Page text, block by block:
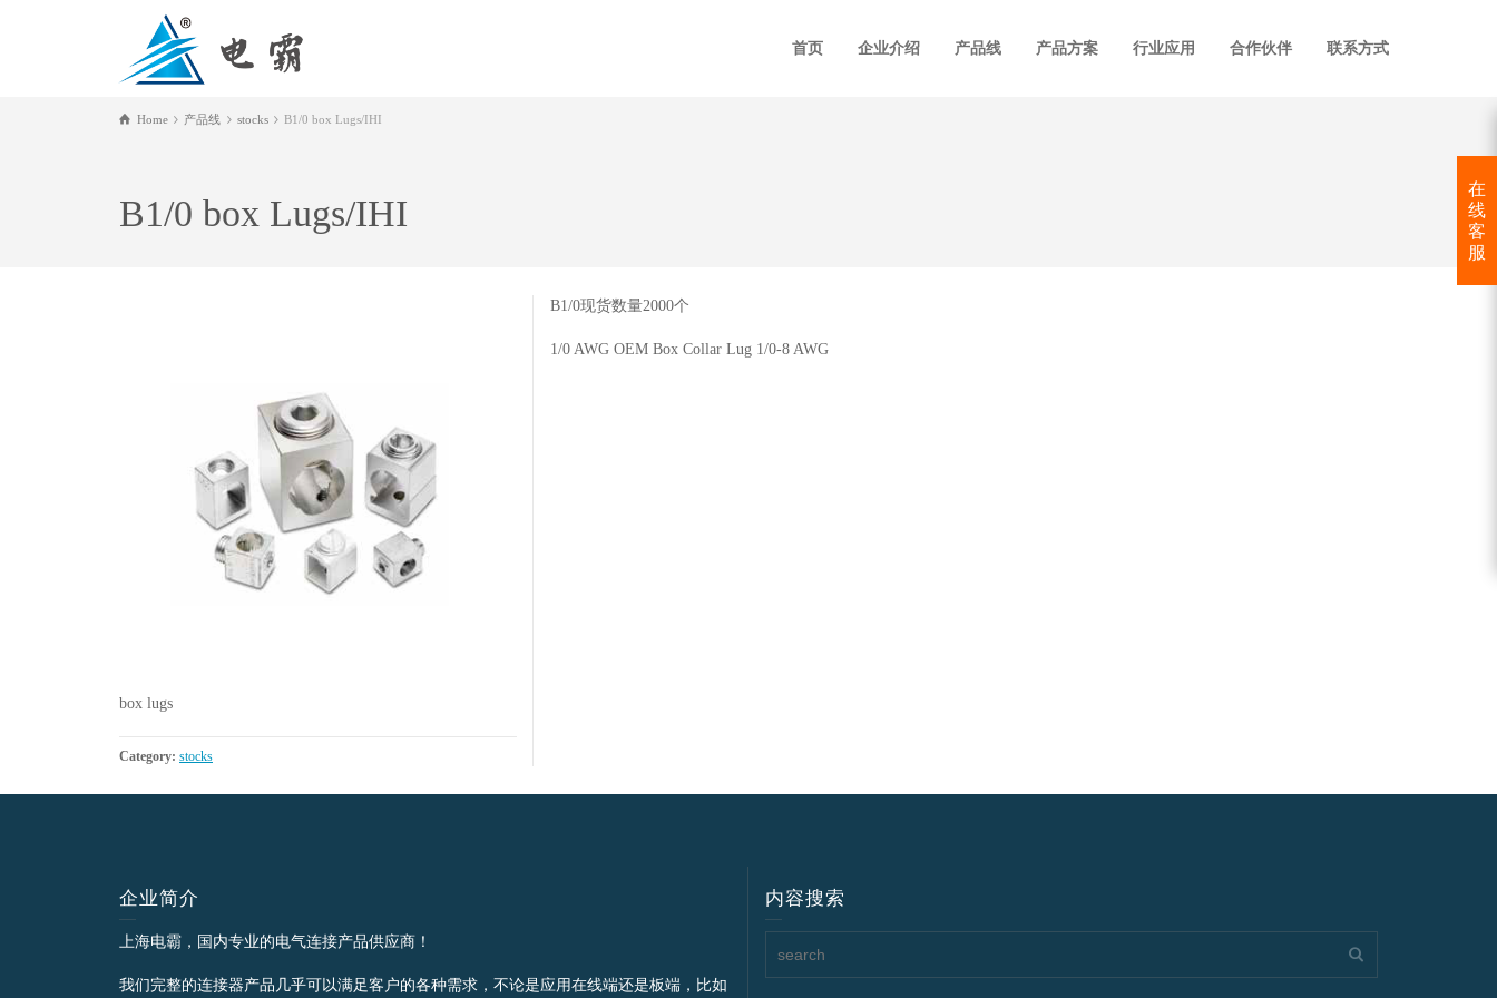
首页 企业介绍 产品线 产品方案 行业应用 合作伙伴 联系方式
Home 产品线 stocks B1/0 box Lugs/IHI
B1/0 box Lugs/IHI
box lugs
Category: stocks
B1/0现货数量2000个
1/0 AWG OEM Box Collar Lug 1/0-8 AWG
在
线
客
服
企业简介
上海电霸，国内专业的电气连接产品供应商！
我们完整的连接器产品几乎可以满足客户的各种需求，不论是应用在线端还是板端，比如
内容搜索